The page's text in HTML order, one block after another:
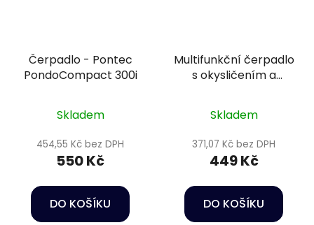
Čerpadlo - Pontec
PondoCompact 300i
Skladem
454,55 Kč bez DPH
550 Kč
DO KOŠÍKU
Multifunkční čerpadlo
s okysličením a
Skladem
371,07 Kč bez DPH
449 Kč
DO KOŠÍKU